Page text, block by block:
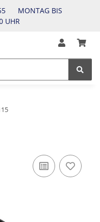
MONTAG BIS
UHR